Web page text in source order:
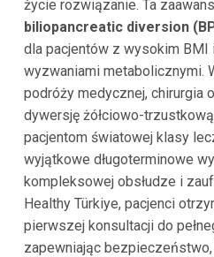
życie rozwiązanie. Ta
biliopancreatic diversion
dla pacjentów z wysokim BMI
wyzwaniami metabolicznymi.
podróży medycznej, chirurgia
dywersję żółciowo-
pacjentom światowej klasy
wyjątkowe długoterminowe
kompleksowej obsłudze i
Healthy Türkiye, pacjenci
pierwszej konsultacji do
zapewniając